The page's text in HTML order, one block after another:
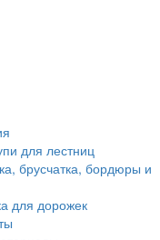
для лестниц
брусчатка, бордюры и
для дорожек